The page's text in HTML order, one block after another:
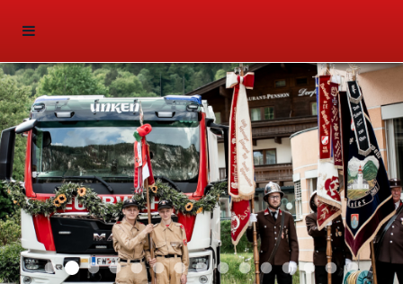
Aktuell 046
Aktuell 047
Start 011
Aktuell 044
Aktuell 043
Aktuell 041
Aktuell 042
Aktuell 035
Aktuell 031
Aktuell 032
Aktuell 033
Aktuell 029
Aktuell 027
Aktuell 026
Start